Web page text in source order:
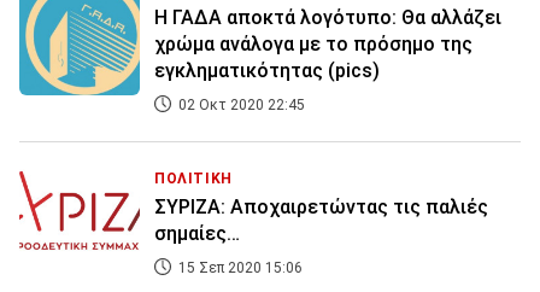
Η ΓΑΔΑ αποκτά λογότυπο: Θα αλλάζει
χρώμα ανάλογα με το πρόσημο της
εγκληματικότητας (pics)
02 Οκτ 2020 22:45
ΠΟΛΙΤΙΚΗ
ΣΥΡΙΖΑ: Αποχαιρετώντας τις παλιές
σημαίες…
15 Σεπ 2020 15:06